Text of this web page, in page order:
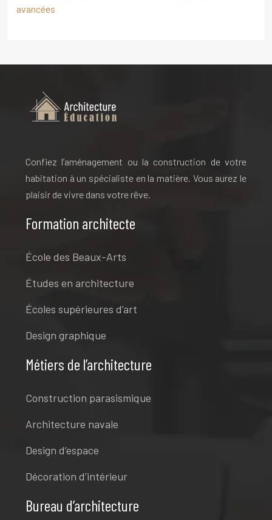
avancées
Confiez l’aménagement ou la construction de votre
habitation à un spécialiste en la matière. Vous aurez le
plaisir de vivre dans votre rêve.
Formation architecte
École des Beaux-Arts
Études en architecture
Écoles supérieures d’art
Design graphique
Métiers de l’architecture
Construction parasismique
Architecture navale
Design d’espace
Décoration d’intérieur
Bureau d’architecture